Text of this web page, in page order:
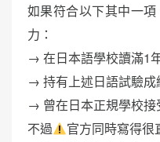
如果符合以下其中一
力：
→ 在日本語學校讀滿1
→ 持有上述日語試驗成
→ 曾在日本正規學校接
不過
官方同時寫得很